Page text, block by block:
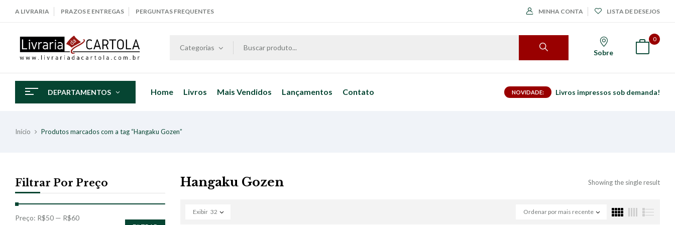
A LIVRARIA PRAZOS E ENTREGAS PERGUNTAS FREQUENTES MINHA CONTA LISTA DE DESEJOS
Categorias
Sobre
0
DEPARTAMENTOS Home Livros Mais Vendidos Lançamentos Contato NOVIDADE: Livros impressos sob demanda!
Início Produtos marcados com a tag “Hangaku Gozen”
Filtrar Por Preço
Preço: R$50 — R$60
Hangaku Gozen Showing the single result
Ordenar por mais recente
Exibir 32